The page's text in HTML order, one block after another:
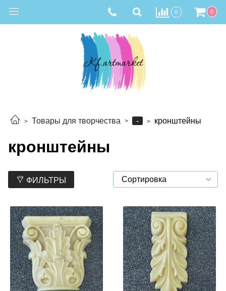
0 0
Товары для творчества - кронштейны
кронштейны
ФИЛЬТРЫ